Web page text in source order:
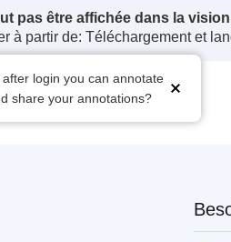
pas être affichée dans la
à partir de: Téléchargement et
login you can annotate
share your annotations?
européenne